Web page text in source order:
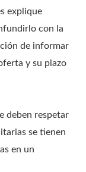
explique
con la
de informar
y su plazo
deben respetar
se tienen
en un